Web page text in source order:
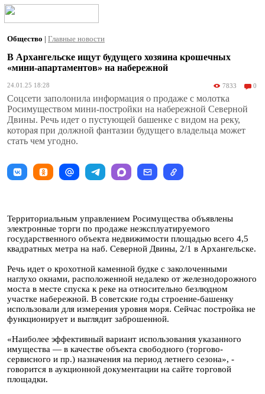
Общество | Главные новости
В Архангельске ищут будущего хозяина крошечных
«мини-апартаментов» на набережной
24.01.25 18:28 7833 0
Соцсети заполонила информация о продаже с молотка
Росимуществом мини-постройки на набережной Северной
Двины. Речь идет о пустующей башенке с видом на реку,
которая при должной фантазии будущего владельца может
стать чем угодно.
Территориальным управлением Росимущества объявлены
электронные торги по продаже неэксплуатируемого
государственного объекта недвижимости площадью всего 4,5
квадратных метра на наб. Северной Двины, 2/1 в Архангельске.
Речь идет о крохотной каменной будке с заколоченными
наглухо окнами, расположенной недалеко от железнодорожного
моста в месте спуска к реке на относительно безлюдном
участке набережной. В советские годы строение-башенку
использовали для измерения уровня моря. Сейчас постройка не
функционирует и выглядит заброшенной.
«Наиболее эффективный вариант использования указанного
имущества — в качестве объекта свободного (торгово-
сервисного и пр.) назначения на период летнего сезона», -
говорится в аукционной документации на сайте торговой
площадки.